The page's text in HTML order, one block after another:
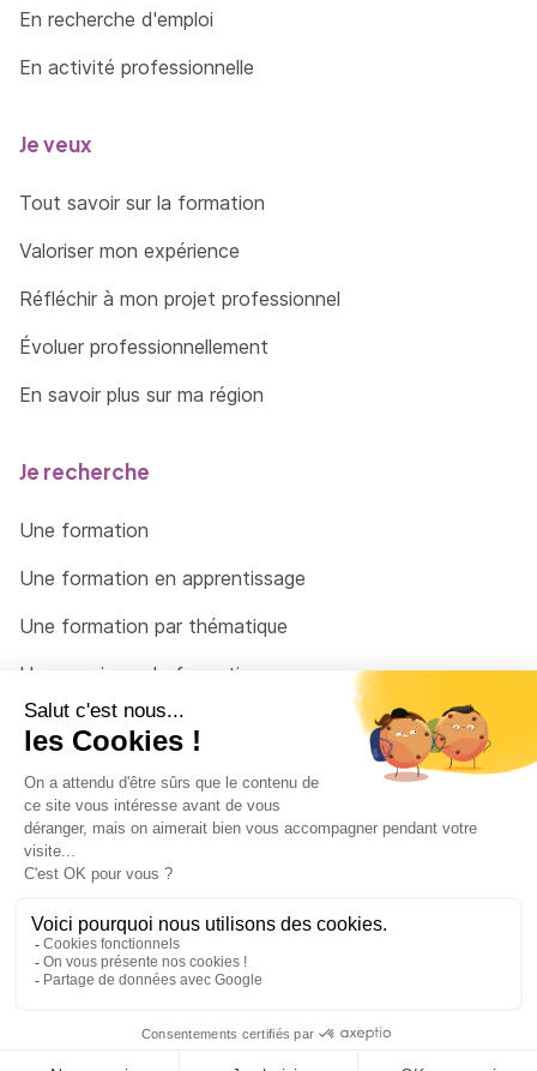
En recherche d'emploi
En activité professionnelle
Je veux
Tout savoir sur la formation
Valoriser mon expérience
Réfléchir à mon projet professionnel
Évoluer professionnellement
En savoir plus sur ma région
Je recherche
Une formation
Une formation en apprentissage
Une formation par thématique
Un organisme de formation
Un conseiller
Une solution pour raccrocher
© 2026 - Côté Formations - par Via Compétences
Menu Pied de page
Mentions Légales
Politique de confidentialité